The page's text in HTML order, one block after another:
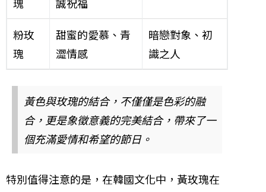
粉玫
瑰
甜蜜的愛慕、青
澀情感
暗戀對象、初
識之人
黃色與玫瑰的結合，不僅僅是色彩的融
合，更是象徵意義的完美結合，帶來了一
個充滿愛情和希望的節日。
特別值得注意的是，在韓國文化中，黃玫瑰在